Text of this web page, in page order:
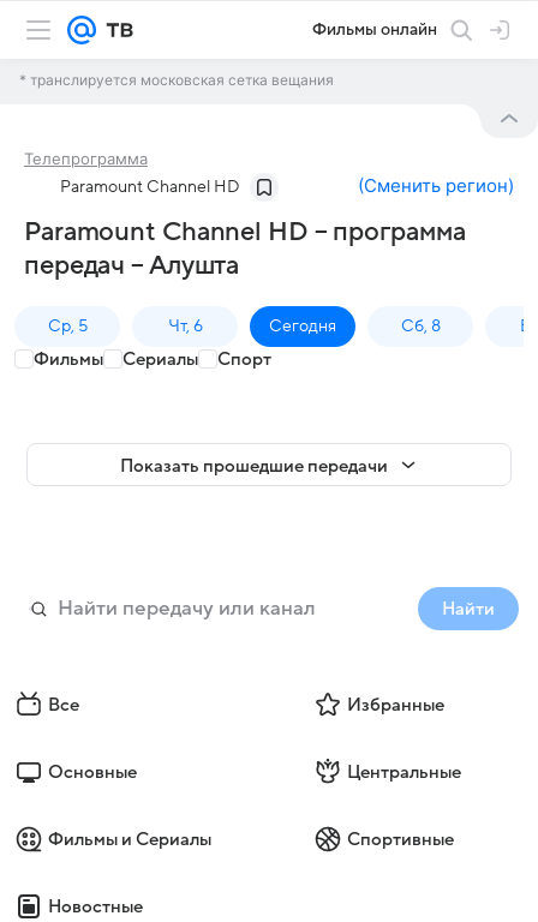
Фильмы онлайн
* транслируется московская сетка вещания
Телепрограмма
Paramount Channel HD (Сменить регион)
Paramount Channel HD – программа
передач – Алушта
Ср, 5 Чт, 6 Сегодня Сб, 8
Фильмы Сериалы Спорт
Показать прошедшие передачи
Найти
Все Избранные
Основные Центральные
Фильмы и Сериалы Спортивные
Новостные